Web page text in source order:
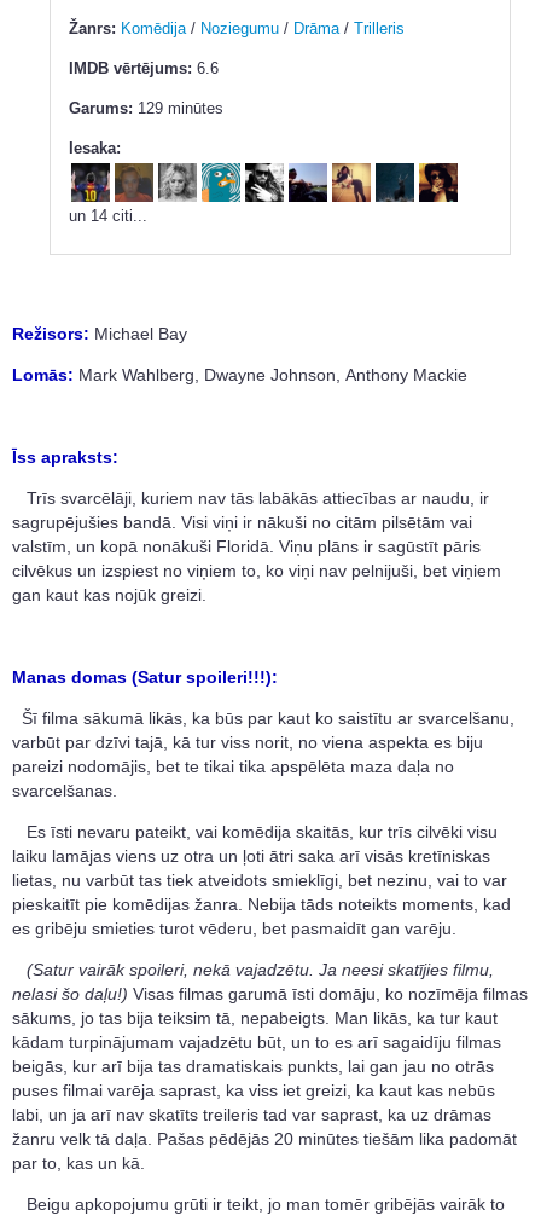
Žanrs: Komēdija/ Noziegumu / Drāma/ Trilleris
IMDB vērtējums: 6.6
Garums: 129 minūtes
Iesaka:
un 14 citi...
Režisors: Michael Bay
Lomās: Mark Wahlberg Dwayne Johnson Anthony Mackie
Īss apraksts:
Trīs svarcēlāji, kuriem nav tās labākās attiecības ar naudu, ir
sagrupējušies bandā. Visi viņi ir nākuši no citām pilsētām vai
valstīm, un kopā nonākuši Floridā. Viņu plāns ir sagūstīt pāris
cilvēkus un izspiest no viņiem to, ko viņi nav pelnijuši, bet viņiem
gan kaut kas nojūk greizi.
Manas domas (Satur spoileri!!!):
Šī filma sākumā likās, ka būs par kaut ko saistītu ar svarcelšanu,
varbūt par dzīvi tajā, kā tur viss norit, no viena aspekta es biju
pareizi nodomājis, bet te tikai tika apspēlēta maza daļa no
svarcelšanas.
Es īsti nevaru pateikt, vai komēdija skaitās, kur trīs cilvēki visu
laiku lamājas viens uz otra un ļoti ātri saka arī visās kretīniskas
lietas, nu varbūt tas tiek atveidots smieklīgi, bet nezinu, vai to var
pieskaitīt pie komēdijas žanra. Nebija tāds noteikts moments, kad
es gribēju smieties turot vēderu, bet pasmaidīt gan varēju.
(Satur vairāk spoileri, nekā vajadzētu. Ja neesi skatījies filmu,
nelasi šo daļu!) Visas filmas garumā īsti domāju, ko nozīmēja filmas
sākums, jo tas bija teiksim tā, nepabeigts. Man likās, ka tur kaut
kādam turpinājumam vajadzētu būt, un to es arī sagaidīju filmas
beigās, kur arī bija tas dramatiskais punkts, lai gan jau no otrās
puses filmai varēja saprast, ka viss iet greizi, ka kaut kas nebūs
labi, un ja arī nav skatīts treileris tad var saprast, ka uz drāmas
žanru velk tā daļa. Pašas pēdējās 20 minūtes tiešām lika padomāt
par to, kas un kā.
Beigu apkopojumu grūti ir teikt, jo man tomēr gribējās vairāk to